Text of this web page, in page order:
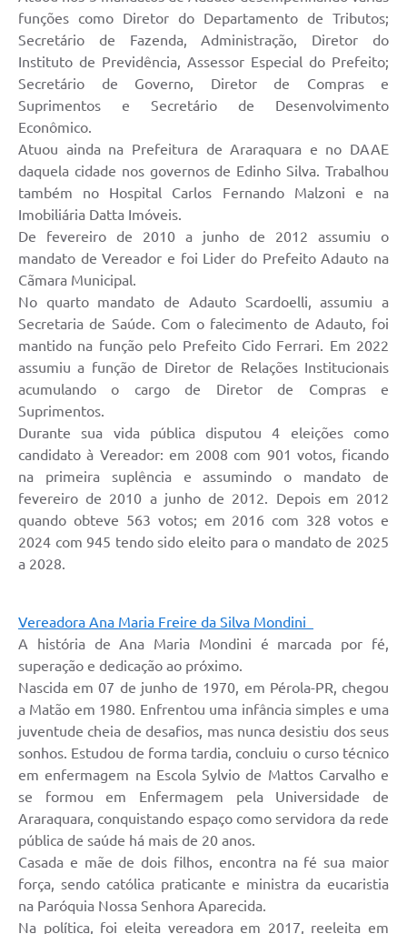
funções como Diretor do Departamento de Tributos;
Secretário de Fazenda, Administração, Diretor do
Instituto de Previdência, Assessor Especial do Prefeito;
Secretário de Governo, Diretor de Compras e
Suprimentos e Secretário de Desenvolvimento
Econômico.
Atuou ainda na Prefeitura de Araraquara e no DAAE
daquela cidade nos governos de Edinho Silva. Trabalhou
também no Hospital Carlos Fernando Malzoni e na
Imobiliária Datta Imóveis.
De fevereiro de 2010 a junho de 2012 assumiu o
mandato de Vereador e foi Lider do Prefeito Adauto na
Cãmara Municipal.
No quarto mandato de Adauto Scardoelli, assumiu a
Secretaria de Saúde. Com o falecimento de Adauto, foi
mantido na função pelo Prefeito Cido Ferrari. Em 2022
assumiu a função de Diretor de Relações Institucionais
acumulando o cargo de Diretor de Compras e
Suprimentos.
Durante sua vida pública disputou 4 eleições como
candidato à Vereador: em 2008 com 901 votos, ficando
na primeira suplência e assumindo o mandato de
fevereiro de 2010 a junho de 2012. Depois em 2012
quando obteve 563 votos; em 2016 com 328 votos e
2024 com 945 tendo sido eleito para o mandato de 2025
a 2028.
Vereadora Ana Maria Freire da Silva Mondini
A história de Ana Maria Mondini é marcada por fé,
superação e dedicação ao próximo.
Nascida em 07 de junho de 1970, em Pérola-PR, chegou
a Matão em 1980. Enfrentou uma infância simples e uma
juventude cheia de desafios, mas nunca desistiu dos seus
sonhos. Estudou de forma tardia, concluiu o curso técnico
em enfermagem na Escola Sylvio de Mattos Carvalho e
se formou em Enfermagem pela Universidade de
Araraquara, conquistando espaço como servidora da rede
pública de saúde há mais de 20 anos.
Casada e mãe de dois filhos, encontra na fé sua maior
força, sendo católica praticante e ministra da eucaristia
na Paróquia Nossa Senhora Aparecida.
Na política, foi eleita vereadora em 2017, reeleita em